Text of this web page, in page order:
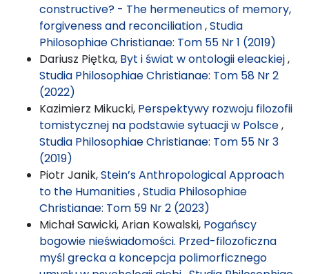
constructive? - The hermeneutics of memory,
forgiveness and reconciliation,Studia
Philosophiae Christianae: Tom 55 Nr 1 (2019)
Dariusz Piętka, Byt i świat w ontologii eleackiej,
Studia Philosophiae Christianae: Tom 58 Nr 2
(2022)
Kazimierz Mikucki, Perspektywy rozwoju filozofii
tomistycznej na podstawie sytuacji w Polsce,
Studia Philosophiae Christianae: Tom 55 Nr 3
(2019)
Piotr Janik,Stein’s Anthropological Approach
to the Humanities,Studia Philosophiae
Christianae: Tom 59 Nr 2 (2023)
Michał Sawicki, Arian Kowalski, Pogańscy
bogowie nieświadomości. Przed-filozoficzna
myśl grecka a koncepcja polimorficznego